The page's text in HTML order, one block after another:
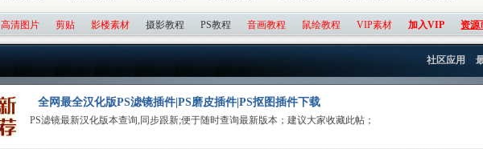
高清图片 剪贴 影楼素材 摄影教程 PS教程 音画教程 鼠绘教程 VIP素材 加入VIP 资源
社区应用
全网最全汉化版PS滤镜插件|PS磨皮插件|PS抠图插件下载
PS滤镜最新汉化版本查询,同步跟新;便于随时查询最新版本；建议大家收藏此帖；